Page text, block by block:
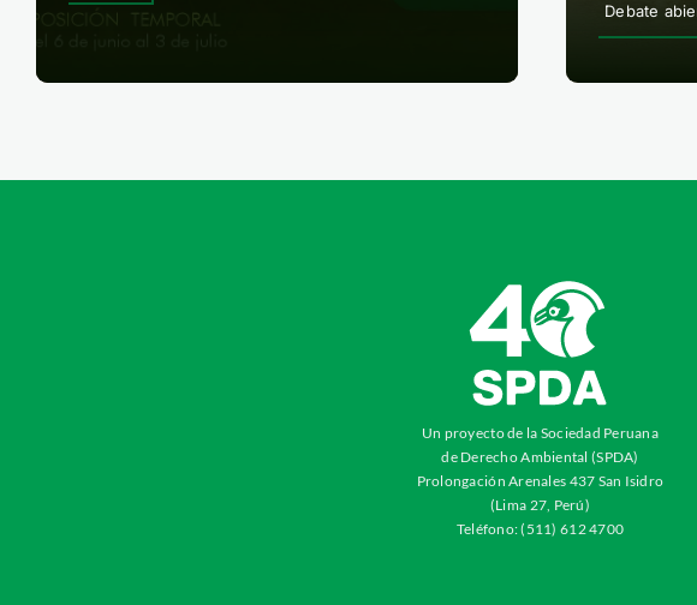
Debate
Un proyecto de la Sociedad Peruana
de Derecho Ambiental (SPDA)
Prolongación Arenales 437 San Isidro
(Lima 27, Perú)
Teléfono: (511) 612 4700